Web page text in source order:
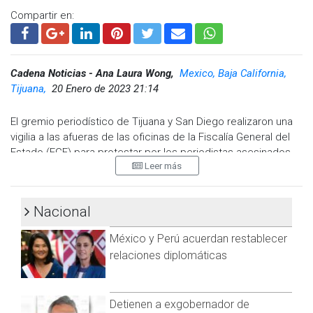
Compartir en:
Cadena Noticias - Ana Laura Wong, Mexico, Baja California,
Tijuana, 20 Enero de 2023 21:14
El gremio periodístico de Tijuana y San Diego realizaron una
vigilia a las afueras de las oficinas de la Fiscalía General del
Estado (FGE) para protestar por los periodistas asesinados
fotoperiodista Margarito Martínez Esquivel, asesinado el 17
de enero del 2022 afuera de su domicilio ubicado en la
colonia Camino Verde y de la periodista Lourdes Maldonado,
asesinada el 23 de enero del 2022 afuera de su domicilio en
Santa Fe.
Leer más
Nacional
México y Perú acuerdan restablecer
relaciones diplomáticas
Detienen a exgobernador de